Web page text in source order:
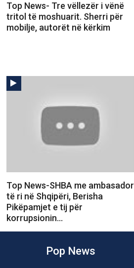
Top News- Tre vëllezër i vënë
tritol të moshuarit. Sherri për
mobilje, autorët në kërkim
Top News-SHBA me ambasador
të ri në Shqipëri, Berisha
Pikëpamjet e tij për
korrupsionin…
Pop News